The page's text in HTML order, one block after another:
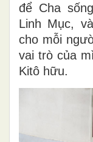
để Cha
Linh Mục,
cho mỗi
vai trò của
Kitô hữu.